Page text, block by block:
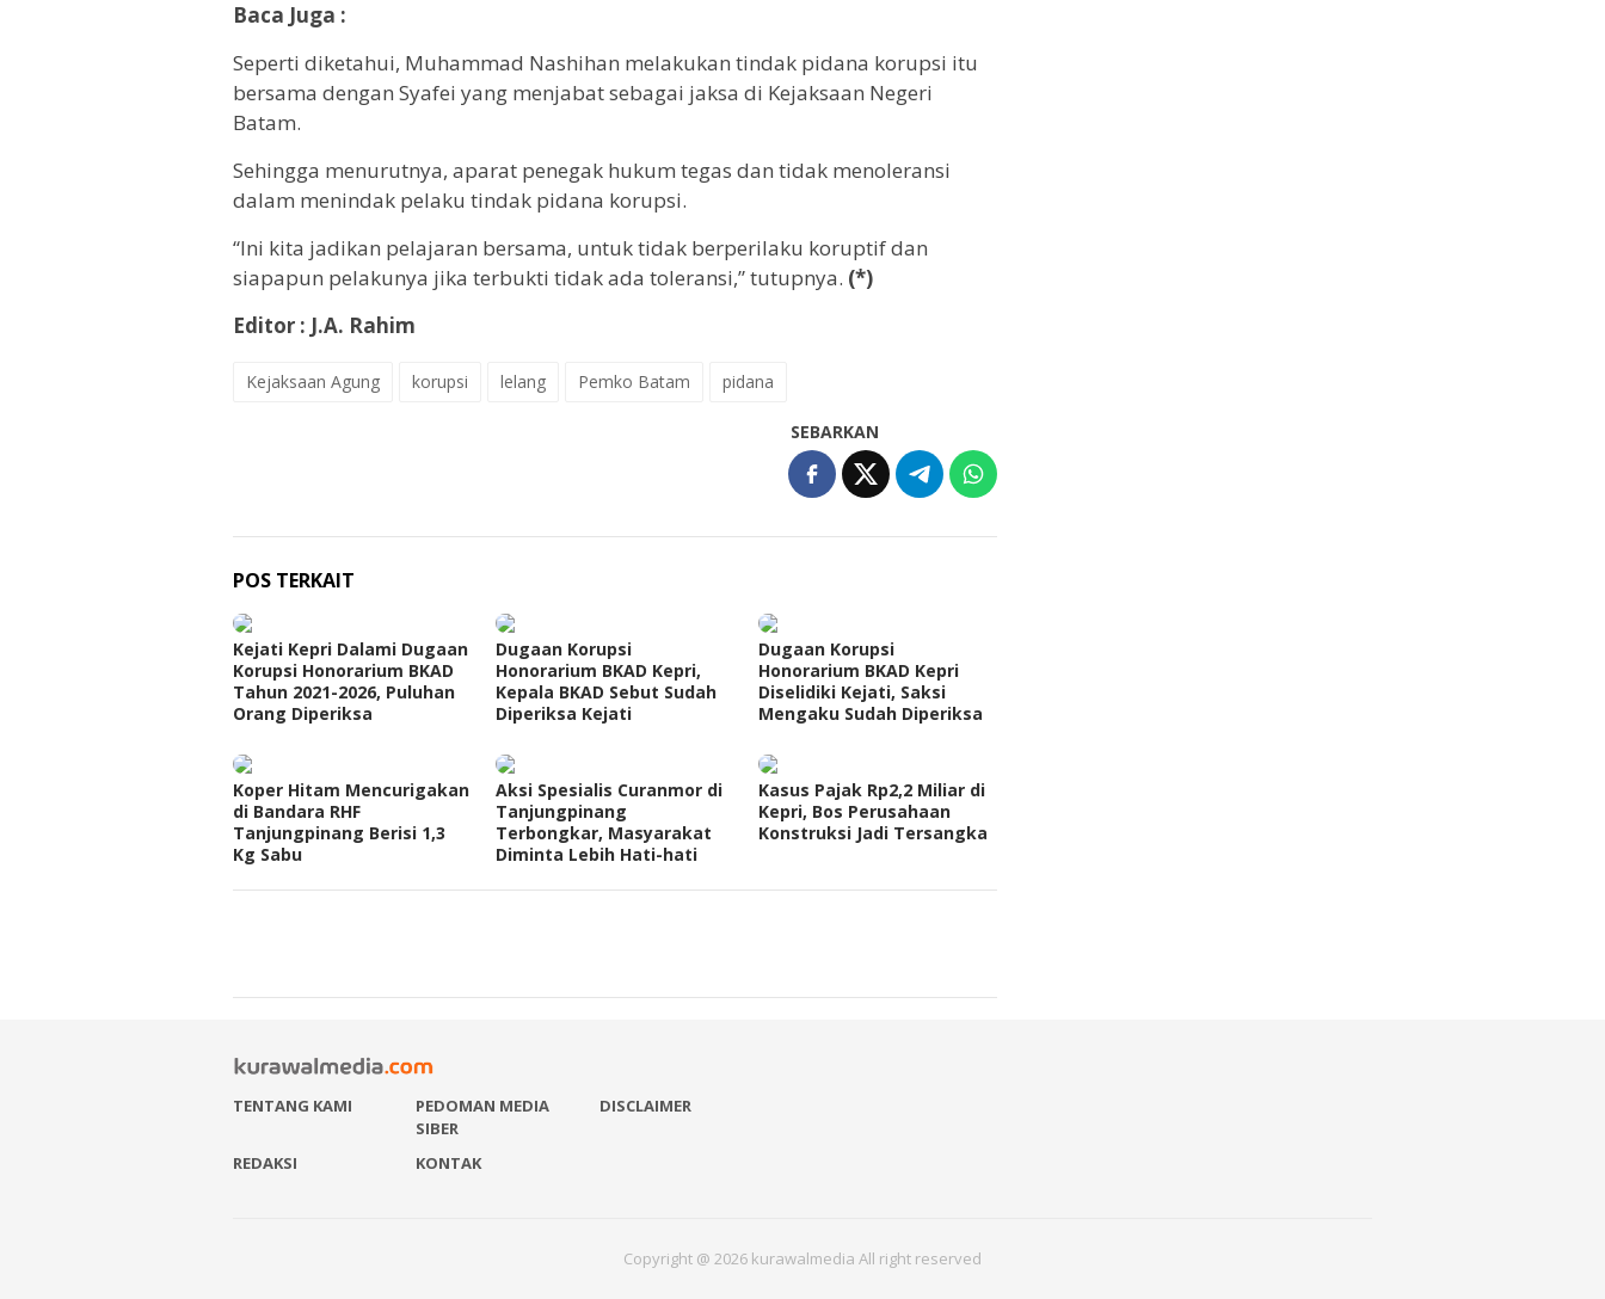
Baca Juga :
Seperti diketahui, Muhammad Nashihan melakukan tindak pidana korupsi itu
bersama dengan Syafei yang menjabat sebagai jaksa di Kejaksaan Negeri
Batam.
Sehingga menurutnya, aparat penegak hukum tegas dan tidak menoleransi
dalam menindak pelaku tindak pidana korupsi.
“Ini kita jadikan pelajaran bersama, untuk tidak berperilaku koruptif dan
siapapun pelakunya jika terbukti tidak ada toleransi,” tutupnya. (*)
Editor : J.A. Rahim
Kejaksaan Agung korupsi lelang Pemko Batam pidana
SEBARKAN
POS TERKAIT
Kejati Kepri Dalami Dugaan
Korupsi Honorarium BKAD
Tahun 2021-2026, Puluhan
Orang Diperiksa
Dugaan Korupsi
Honorarium BKAD Kepri,
Kepala BKAD Sebut Sudah
Diperiksa Kejati
Dugaan Korupsi
Honorarium BKAD Kepri
Diselidiki Kejati, Saksi
Mengaku Sudah Diperiksa
Koper Hitam Mencurigakan
di Bandara RHF
Tanjungpinang Berisi 1,3
Kg Sabu
Aksi Spesialis Curanmor di
Tanjungpinang
Terbongkar, Masyarakat
Diminta Lebih Hati-hati
Kasus Pajak Rp2,2 Miliar di
Kepri, Bos Perusahaan
Konstruksi Jadi Tersangka
TENTANG KAMI
PEDOMAN MEDIA
SIBER
DISCLAIMER
REDAKSI KONTAK
Copyright @ 2026 kurawalmedia All right reserved